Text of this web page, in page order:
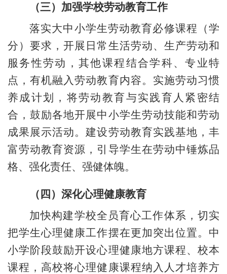
（三）加强学校劳动教育工作
落实大中小学生劳动教育必修课程（学
分）要求，开展日常生活劳动、生产劳动和
服务性劳动，其他课程结合学科、专业特
点，有机融入劳动教育内容。实施劳动习惯
养成计划，将劳动教育与实践育人紧密结
合，鼓励各地开展中小学生劳动技能和劳动
成果展示活动。建设劳动教育实践基地，丰
富劳动教育资源，引导学生在劳动中锤炼品
格、强化责任、强健体魄。
（四）深化心理健康教育
加快构建学校全员育心工作体系，切实
把学生心理健康工作摆在更加突出位置。中
小学阶段鼓励开设心理健康地方课程、校本
课程，高校将心理健康课程纳入人才培养方